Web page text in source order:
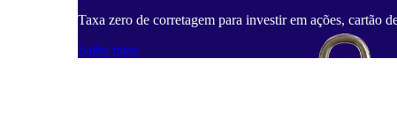
Taxa zero de corretagem para investir em ações, cartão
Saiba mais